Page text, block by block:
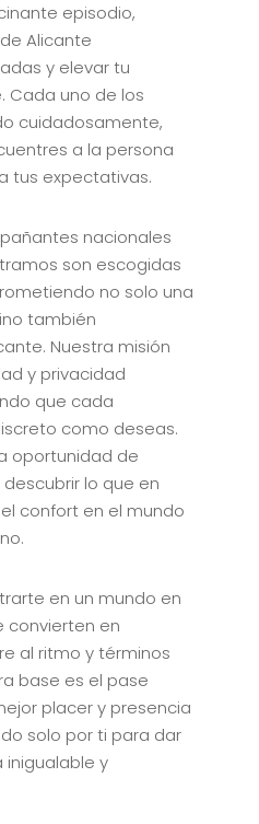
episodio,
Alicante
y elevar tu
Cada uno de los
cuidadosamente,
a la persona
tus expectativas.
nacionales
son escogidas
no solo una
también
Nuestra misión
y privacidad
que cada
como deseas.
oportunidad de
lo que en
confort en el mundo
en un mundo en
convierten en
al ritmo y términos
base es el pase
placer y presencia
solo por ti para dar
inigualable y